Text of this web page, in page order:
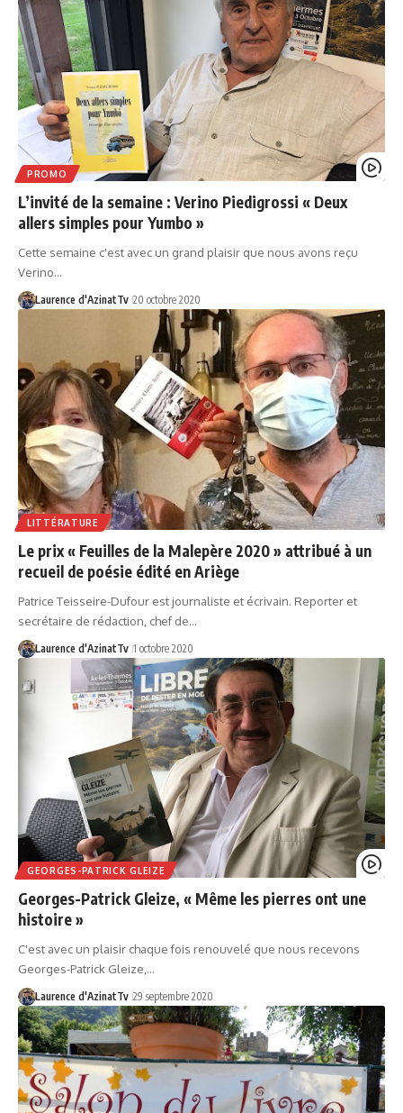
PROMO
L’invité de la semaine : Verino Piedigrossi « Deux
allers simples pour Yumbo »
Cette semaine c'est avec un grand plaisir que nous avons reçu
Verino…
Laurence d'AzinatTv 20 octobre 2020
LITTÉRATURE
Le prix « Feuilles de la Malepère 2020 » attribué à un
recueil de poésie édité en Ariège
Patrice Teisseire-Dufour est journaliste et écrivain. Reporter et
secrétaire de rédaction, chef de…
Laurence d'AzinatTv 1 octobre 2020
GEORGES-PATRICK GLEIZE
Georges-Patrick Gleize, « Même les pierres ont une
histoire »
C'est avec un plaisir chaque fois renouvelé que nous recevons
Georges-Patrick Gleize,…
Laurence d'AzinatTv 29 septembre 2020